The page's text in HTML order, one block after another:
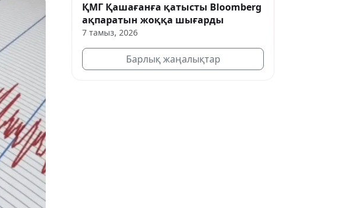
ҚМГ Қашағанға қатысты Bloomberg
ақпаратын жоққа шығарды
7 тамыз, 2026
Барлық жаңалықтар